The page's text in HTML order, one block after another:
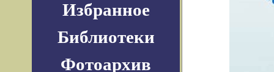
Избранное
Библиотеки
Фотоархив